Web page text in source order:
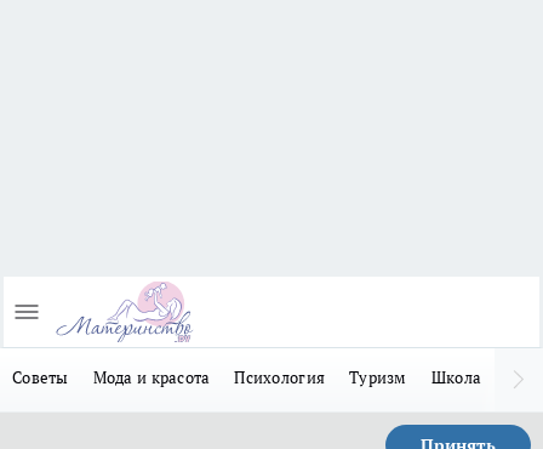
Советы Мода и красота Психология Туризм Школа